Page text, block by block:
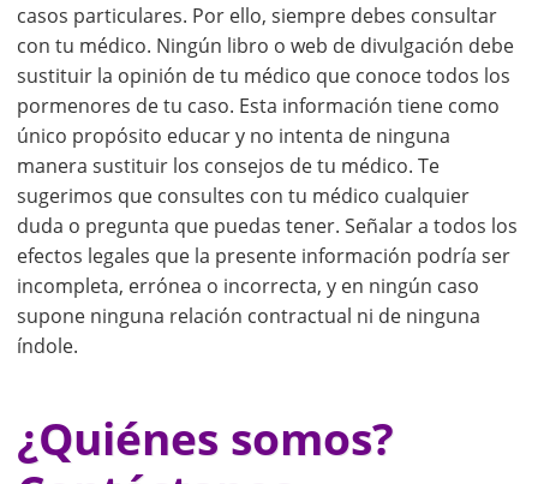
casos particulares. Por ello, siempre debes consultar
con tu médico. Ningún libro o web de divulgación debe
sustituir la opinión de tu médico que conoce todos los
pormenores de tu caso. Esta información tiene como
único propósito educar y no intenta de ninguna
manera sustituir los consejos de tu médico. Te
sugerimos que consultes con tu médico cualquier
duda o pregunta que puedas tener. Señalar a todos los
efectos legales que la presente información podría ser
incompleta, errónea o incorrecta, y en ningún caso
supone ninguna relación contractual ni de ninguna
índole.
¿Quiénes somos?